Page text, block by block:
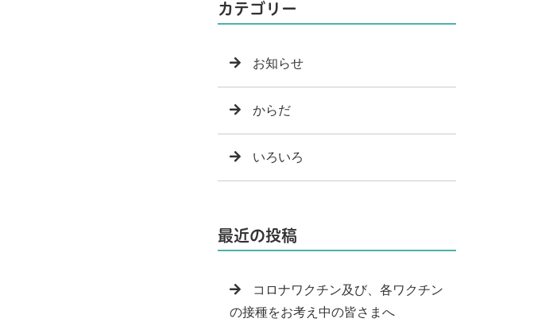
カテゴリー
お知らせ
からだ
いろいろ
最近の投稿
コロナワクチン及び、各ワクチン
の接種をお考え中の皆さまへ